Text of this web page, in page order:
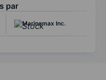
par
Marinemax Inc.